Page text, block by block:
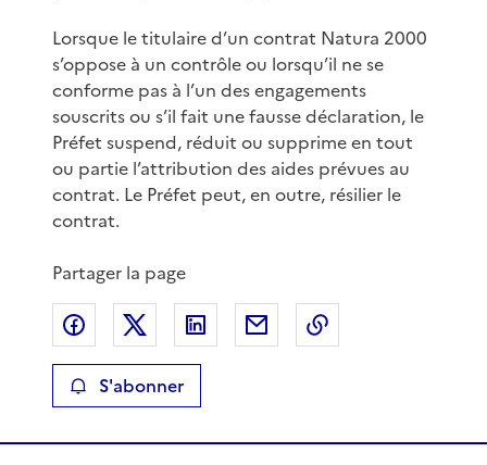
Lorsque le titulaire d’un contrat Natura 2000
s’oppose à un contrôle ou lorsqu’il ne se
conforme pas à l’un des engagements
souscrits ou s’il fait une fausse déclaration, le
Préfet suspend, réduit ou supprime en tout
ou partie l’attribution des aides prévues au
contrat. Le Préfet peut, en outre, résilier le
contrat.
Partager la page
Partager sur Facebook
Partager sur XPartager sur LinkedIn
Partager par email
S'abonner